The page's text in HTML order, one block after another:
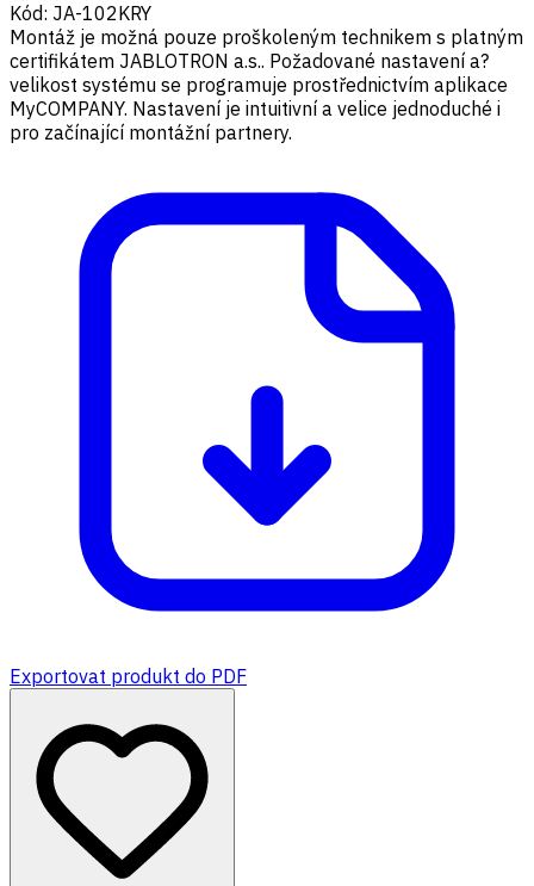
Kód: JA-102KRY
Montáž je možná pouze proškoleným technikem s platným
certifikátem JABLOTRON a.s.. Požadované nastavení a?
velikost systému se programuje prostřednictvím aplikace
MyCOMPANY. Nastavení je intuitivní a velice jednoduché i
pro začínající montážní partnery.
Exportovat produkt do PDF